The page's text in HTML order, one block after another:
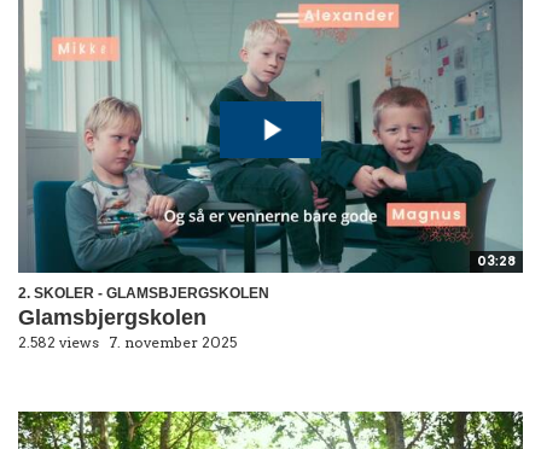
03:28
2. SKOLER - GLAMSBJERGSKOLEN
Glamsbjergskolen
2.582 views 7. november 2025